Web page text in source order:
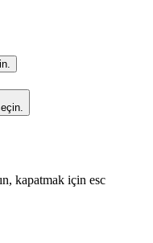
kapatmak için esc